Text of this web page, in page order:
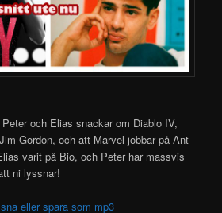
och Elias snackar om Diablo IV,
Gordon, och att Marvel jobbar på Ant-
varit på Bio, och Peter har massvis
ni lyssnar!
eller spara som mp3